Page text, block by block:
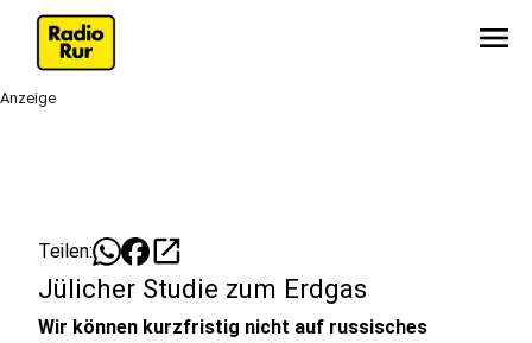
menu
Anzeige
Teilen: open_in_new
Jülicher Studie zum Erdgas
Wir können kurzfristig nicht auf russisches